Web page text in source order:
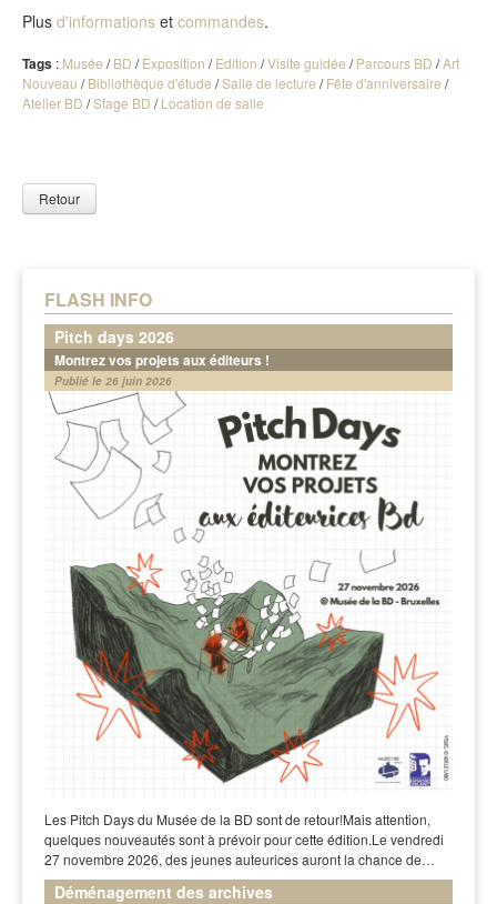
FLASH INFO
Pitch days 2026
Montrez vos projets aux éditeurs !
Publié le 26 juin 2026
Les Pitch Days du Musée de la BD sont de retour!Mais attention,
quelques nouveautés sont à prévoir pour cette édition.Le vendredi
27 novembre 2026, des jeunes auteurices auront la chance de…
Déménagement des archives
Plus d'informations et commandes.
Tags : Musée /BD /Exposition /Edition /Visite guidée /Parcours BD /Art
Nouveau /Bibliothèque d'étude /Salle de lecture /Fête d'anniversaire /
Atelier BD /Stage BD /Location de salle
Retour